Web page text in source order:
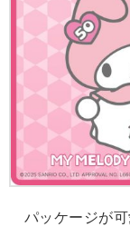
パッケージが